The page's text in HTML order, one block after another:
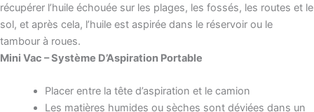
récupérer l’huile échouée sur les plages, les fossés, les routes et le
sol, et après cela, l’huile est aspirée dans le réservoir ou le
tambour à roues.
Mini Vac – Système D’Aspiration Portable
Placer entre la tête d’aspiration et le camion
Les matières humides ou sèches sont déviées dans un